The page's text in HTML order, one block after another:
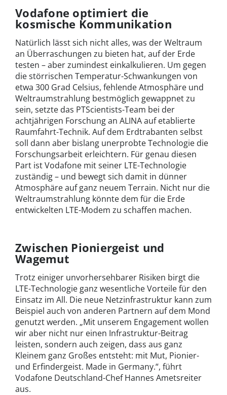
Vodafone optimiert die
kosmische Kommunikation
Natürlich lässt sich nicht alles, was der Weltraum
an Überraschungen zu bieten hat, auf der Erde
testen – aber zumindest einkalkulieren. Um gegen
die störrischen Temperatur-Schwankungen von
etwa 300 Grad Celsius, fehlende Atmosphäre und
Weltraumstrahlung bestmöglich gewappnet zu
sein, setzte das PTScientists-Team bei der
achtjährigen Forschung an ALINA auf etablierte
Raumfahrt-Technik. Auf dem Erdtrabanten selbst
soll dann aber bislang unerprobte Technologie die
Forschungsarbeit erleichtern. Für genau diesen
Part ist Vodafone mit seiner LTE-Technologie
zuständig – und bewegt sich damit in dünner
Atmosphäre auf ganz neuem Terrain. Nicht nur die
Weltraumstrahlung könnte dem für die Erde
entwickelten LTE-Modem zu schaffen machen.
Zwischen Pioniergeist und
Wagemut
Trotz einiger unvorhersehbarer Risiken birgt die
LTE-Technologie ganz wesentliche Vorteile für den
Einsatz im All. Die neue Netzinfrastruktur kann zum
Beispiel auch von anderen Partnern auf dem Mond
genutzt werden. „Mit unserem Engagement wollen
wir aber nicht nur einen Infrastruktur-Beitrag
leisten, sondern auch zeigen, dass aus ganz
Kleinem ganz Großes entsteht: mit Mut, Pionier-
und Erfindergeist. Made in Germany.“, führt
Vodafone Deutschland-Chef Hannes Ametsreiter
aus.